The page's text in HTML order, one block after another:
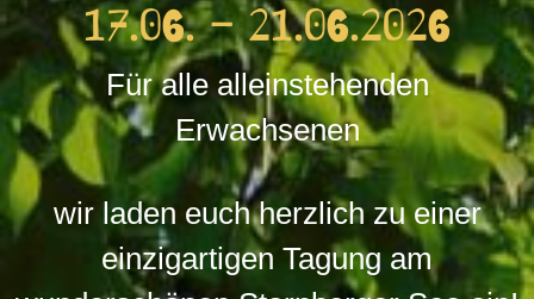
17.06. – 21.06.2026
Für alle alleinstehenden
Erwachsenen
wir laden euch herzlich zu einer
einzigartigen Tagung am